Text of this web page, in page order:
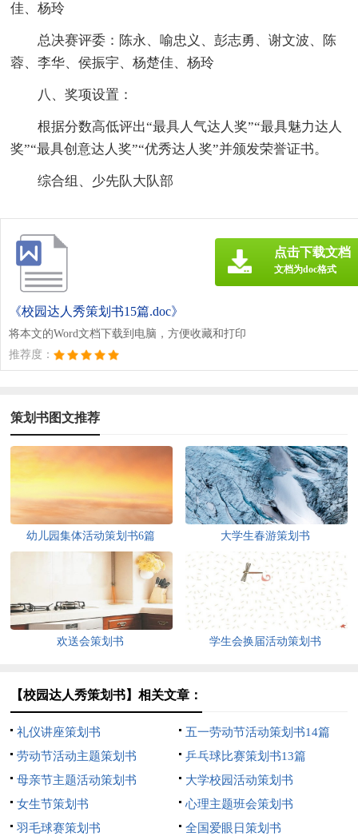
佳、杨玲
总决赛评委：陈永、喻忠义、彭志勇、谢文波、陈
蓉、李华、侯振宇、杨楚佳、杨玲
八、奖项设置：
根据分数高低评出“最具人气达人奖”“最具魅力达人
奖”“最具创意达人奖”“优秀达人奖”并颁发荣誉证书。
综合组、少先队大队部
《校园达人秀策划书15篇.doc》
将本文的Word文档下载到电脑，方便收藏和打印
推荐度：
点击下载文档
文档为doc格式
策划书图文推荐
幼儿园集体活动策划书6篇 大学生春游策划书
欢送会策划书 学生会换届活动策划书
【校园达人秀策划书】相关文章：
礼仪讲座策划书
五一劳动节活动策划书14篇
劳动节活动主题策划书
乒乓球比赛策划书13篇
母亲节主题活动策划书
大学校园活动策划书
女生节策划书
心理主题班会策划书
羽毛球赛策划书
全国爱眼日策划书